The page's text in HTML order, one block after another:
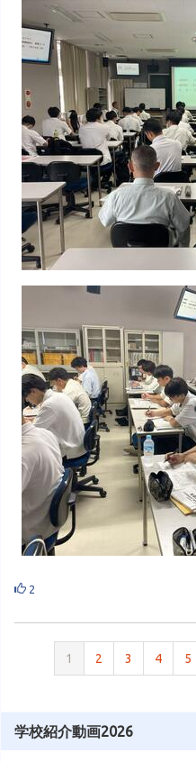
2
1 2 3 4 5
学校紹介動画2026